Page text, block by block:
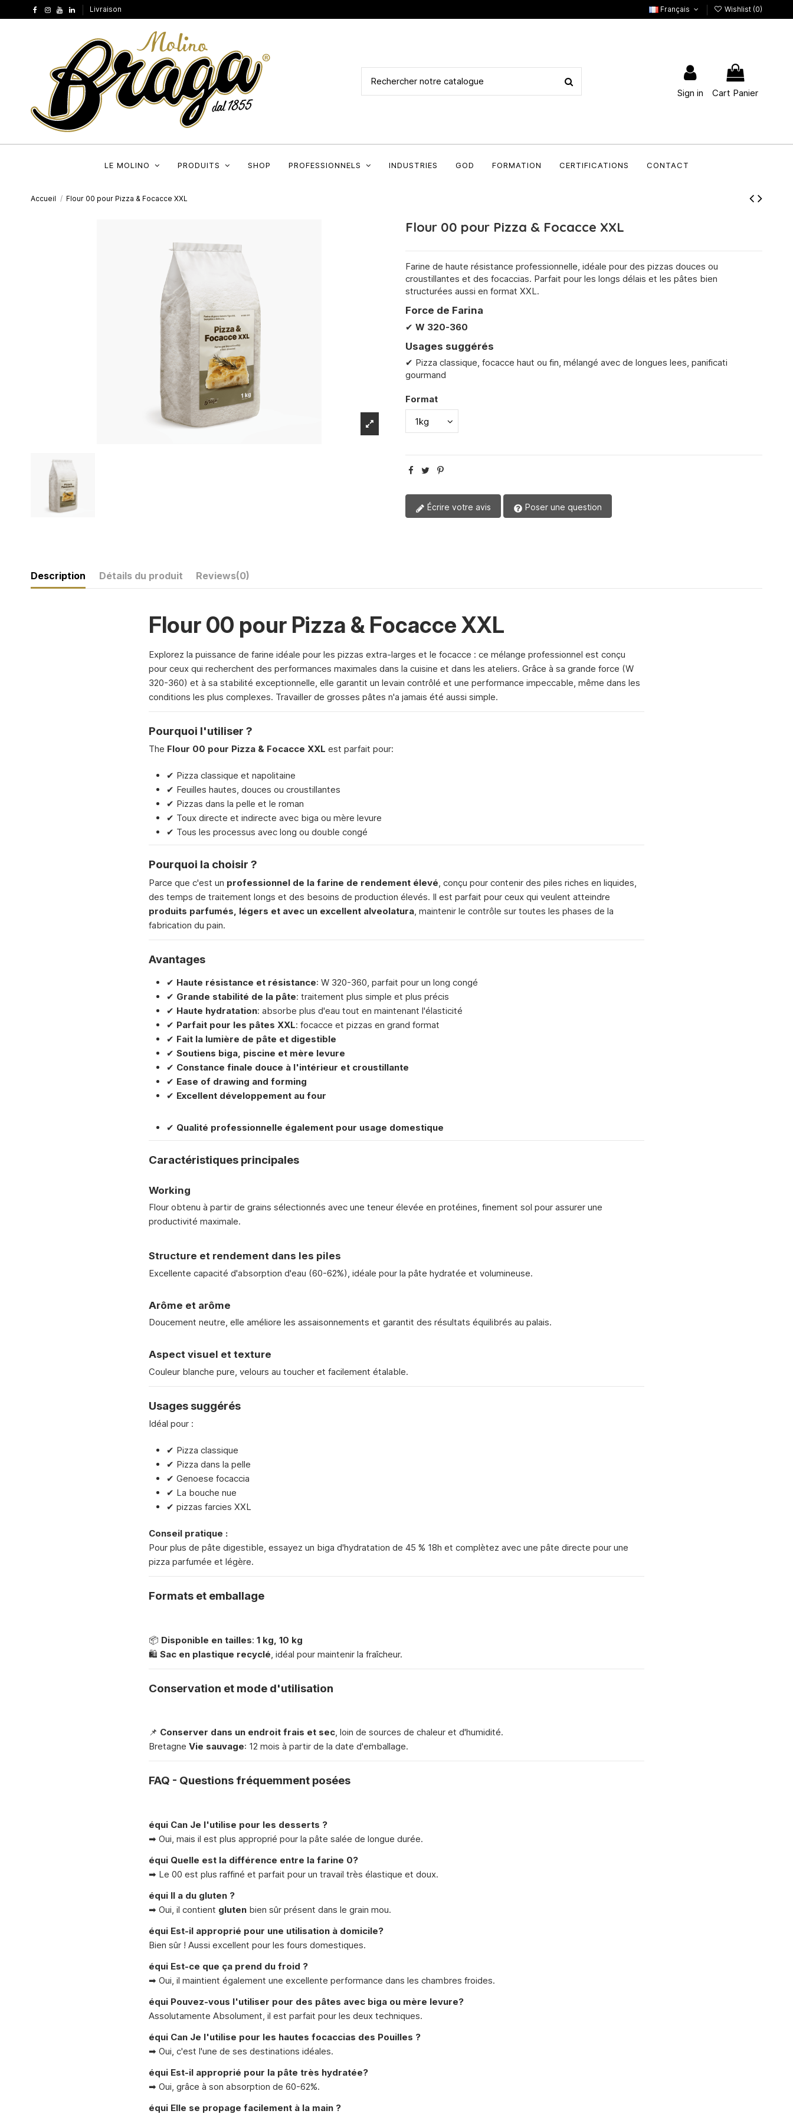
Livraison Français Wishlist (0)
Sign in Cart Panier
LE MOLINO PRODUITS SHOP PROFESSIONNELS INDUSTRIES GOD FORMATION CERTIFICATIONS CONTACT
Accueil Flour 00 pour Pizza & Focacce XXL
Flour 00 pour Pizza & Focacce XXL
Farine de haute résistance professionnelle, idéale pour des pizzas douces ou
croustillantes et des focaccias. Parfait pour les longs délais et les pâtes bien
structurées aussi en format XXL.
Force de Farina
✔ W 320-360
Usages suggérés
✔ Pizza classique, focacce haut ou fin, mélangé avec de longues lees, panificati
gourmand
Format
Écrire votre avis Poser une question
Description Détails du produit Reviews(0)
Flour 00 pour Pizza & Focacce XXL
Explorez la puissance de farine idéale pour les pizzas extra-larges et le focacce : ce mélange professionnel est conçu
pour ceux qui recherchent des performances maximales dans la cuisine et dans les ateliers. Grâce à sa grande force (W
320-360) et à sa stabilité exceptionnelle, elle garantit un levain contrôlé et une performance impeccable, même dans les
conditions les plus complexes. Travailler de grosses pâtes n'a jamais été aussi simple.
Pourquoi l'utiliser ?
The Flour 00 pour Pizza & Focacce XXL est parfait pour:
✔ Pizza classique et napolitaine
✔ Feuilles hautes, douces ou croustillantes
✔ Pizzas dans la pelle et le roman
✔ Toux directe et indirecte avec biga ou mère levure
✔ Tous les processus avec long ou double congé
Pourquoi la choisir ?
Parce que c'est un professionnel de la farine de rendement élevé , conçu pour contenir des piles riches en liquides,
des temps de traitement longs et des besoins de production élevés. Il est parfait pour ceux qui veulent atteindre
produits parfumés, légers et avec un excellent alveolatura , maintenir le contrôle sur toutes les phases de la
fabrication du pain.
Avantages
✔ Haute résistance et résistance: W 320-360, parfait pour un long congé
✔ Grande stabilité de la pâte: traitement plus simple et plus précis
✔ Haute hydratation: absorbe plus d'eau tout en maintenant l'élasticité
✔ Parfait pour les pâtes XXL: focacce et pizzas en grand format
✔ Fait la lumière de pâte et digestible
✔ Soutiens biga, piscine et mère levure
✔ Constance finale douce à l'intérieur et croustillante
✔ Ease of drawing and forming
✔ Excellent développement au four
✔ Qualité professionnelle également pour usage domestique
Caractéristiques principales
Working
Flour obtenu à partir de grains sélectionnés avec une teneur élevée en protéines, finement sol pour assurer une
productivité maximale.
Structure et rendement dans les piles
Excellente capacité d'absorption d'eau (60-62%), idéale pour la pâte hydratée et volumineuse.
Arôme et arôme
Doucement neutre, elle améliore les assaisonnements et garantit des résultats équilibrés au palais.
Aspect visuel et texture
Couleur blanche pure, velours au toucher et facilement étalable.
Usages suggérés
Idéal pour :
✔ Pizza classique
✔ Pizza dans la pelle
✔ Genoese focaccia
✔ La bouche nue
✔ pizzas farcies XXL
Conseil pratique :
Pour plus de pâte digestible, essayez un biga d'hydratation de 45 % 18h et complètez avec une pâte directe pour une
pizza parfumée et légère.
Formats et emballage
📦 Disponible en tailles: 1 kg, 10 kg
🛍 Sac en plastique recyclé , idéal pour maintenir la fraîcheur.
Conservation et mode d'utilisation
📌 Conserver dans un endroit frais et sec, loin de sources de chaleur et d'humidité.
Bretagne Vie sauvage: 12 mois à partir de la date d'emballage.
FAQ - Questions fréquemment posées
équi Can Je l'utilise pour les desserts ?
➡ Oui, mais il est plus approprié pour la pâte salée de longue durée.
équi Quelle est la différence entre la farine 0?
➡ Le 00 est plus raffiné et parfait pour un travail très élastique et doux.
équi Il a du gluten ?
➡ Oui, il contient gluten bien sûr présent dans le grain mou.
équi Est-il approprié pour une utilisation à domicile?
Bien sûr ! Aussi excellent pour les fours domestiques.
équi Est-ce que ça prend du froid ?
➡ Oui, il maintient également une excellente performance dans les chambres froides.
équi Pouvez-vous l'utiliser pour des pâtes avec biga ou mère levure?
Assolutamente Absolument, il est parfait pour les deux techniques.
équi Can Je l'utilise pour les hautes focaccias des Pouilles ?
➡ Oui, c'est l'une de ses destinations idéales.
équi Est-il approprié pour la pâte très hydratée?
➡ Oui, grâce à son absorption de 60-62%.
équi Elle se propage facilement à la main ?